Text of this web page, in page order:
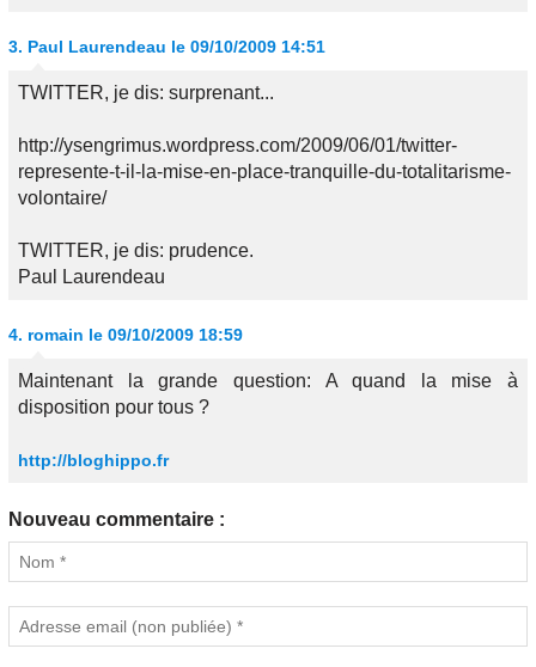
3. Paul Laurendeau le 09/10/2009 14:51
TWITTER, je dis: surprenant...
http://ysengrimus.wordpress.com/2009/06/01/twitter-
represente-t-il-la-mise-en-place-tranquille-du-totalitarisme-
volontaire/
TWITTER, je dis: prudence.
Paul Laurendeau
4. romain le 09/10/2009 18:59
Maintenant la grande question: A quand la mise à
disposition pour tous ?
http://bloghippo.fr
Nouveau commentaire :